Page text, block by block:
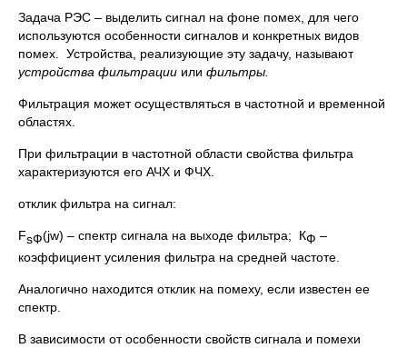
Задача РЭС – выделить сигнал на фоне помех, для чего
используются особенности сигналов и конкретных видов
помех. Устройства, реализующие эту задачу, называют
устройства фильтрации или фильтры.
Фильтрация может осуществляться в частотной и временной
областях.
При фильтрации в частотной области свойства фильтра
характеризуются его АЧХ и ФЧХ.
отклик фильтра на сигнал:
FsФ(jw) – спектр сигнала на выходе фильтра; КФ –
коэффициент усиления фильтра на средней частоте.
Аналогично находится отклик на помеху, если известен ее
спектр.
В зависимости от особенности свойств сигнала и помехи